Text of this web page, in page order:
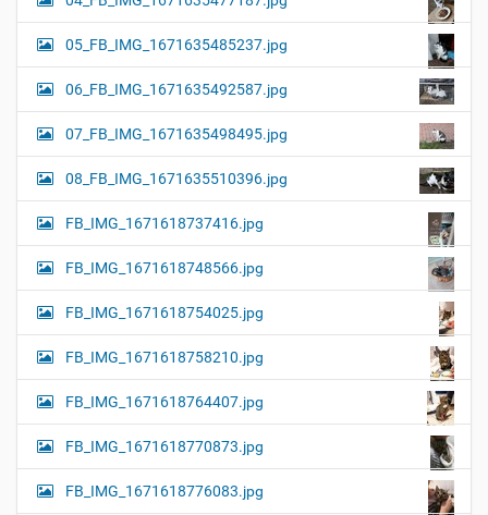
05_FB_IMG_1671635485237.jpg
06_FB_IMG_1671635492587.jpg
07_FB_IMG_1671635498495.jpg
08_FB_IMG_1671635510396.jpg
FB_IMG_1671618737416.jpg
FB_IMG_1671618748566.jpg
FB_IMG_1671618754025.jpg
FB_IMG_1671618758210.jpg
FB_IMG_1671618764407.jpg
FB_IMG_1671618770873.jpg
FB_IMG_1671618776083.jpg